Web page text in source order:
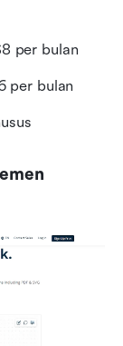
per bulan
per bulan